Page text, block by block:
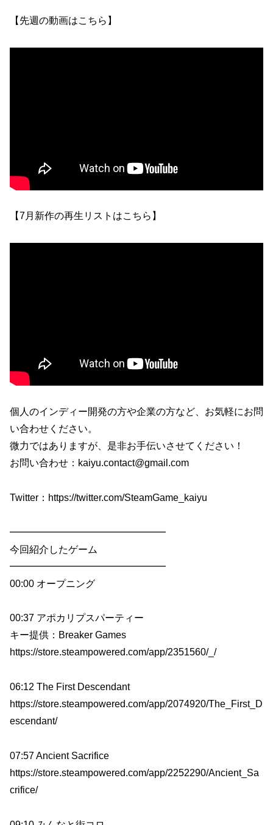
【先週の動画はこちら】
【7月新作の再生リストはこちら】
個人のインディー開発の方や企業の方など、お気軽にお問
い合わせください。
微力ではありますが、是非お手伝いさせてください！
お問い合わせ：kaiyu.contact@gmail.com
Twitter：https://twitter.com/SteamGame_kaiyu
━━━━━━━━━━━━━━━━
今回紹介したゲーム
━━━━━━━━━━━━━━━━
00:00 オープニング
00:37 アポカリプスパーティー
キー提供：Breaker Games
https://store.steampowered.com/app/2351560/_/
06:12 The First Descendant
https://store.steampowered.com/app/2074920/The_First_D
escendant/
07:57 Ancient Sacrifice
https://store.steampowered.com/app/2252290/Ancient_Sa
crifice/